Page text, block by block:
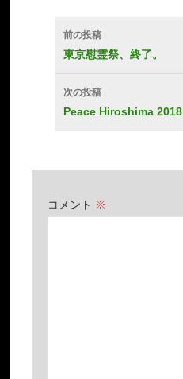
投
稿
ナ
ビ
ー
シ
ョ
前の投稿
東京慰霊祭、終了。
次の投稿
Peace Hiroshima 2018
コメント ※